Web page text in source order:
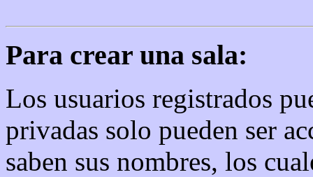
Para crear una sala:
Los usuarios registrados
privadas solo pueden ser
saben sus nombres, los